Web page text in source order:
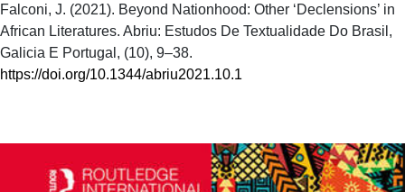
Falconi, J. (2021). Beyond Nationhood: Other ‘Declensions’ in
African Literatures. Abriu: Estudos De Textualidade Do Brasil,
Galicia E Portugal, (10), 9–38.
https://doi.org/10.1344/abriu2021.10.1